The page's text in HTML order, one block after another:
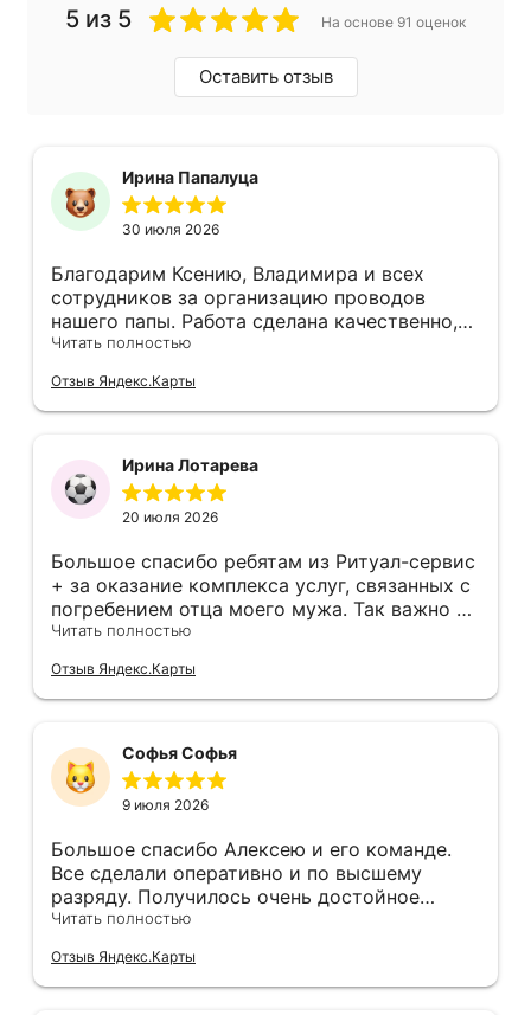
5 из 5 На основе 91 оценок
Оставить отзыв
Ирина Папалуца
30 июля 2026
Благодарим Ксению, Владимира и всех
сотрудников за организацию проводов
нашего папы. Работа сделана качественно,
очень корректно и уважительно. Большое
Читать полностью
Отзыв Яндекс.Карты
Ирина Лотарева
20 июля 2026
Большое спасибо ребятам из Ритуал-сервис
+ за оказание комплекса услуг, связанных с
погребением отца моего мужа. Так важно в
тяжёлой ситуации встретить таких
добросовестных людей. После общения с
ними мы почувствовала, что волноваться не
сделано в лучшем виде и за приемлемые
деньги. Все работы выполнили как обещали
и за изначально озвученную сумму.
высоте. Все прозрачно договор, акт
выполненных работ, безналичная оплата,
чек. Непосредственно с нами работал
Дмитрий. Был всегда на связи, оперативно
рекомендую Ритуал-сервис+.
Читать полностью
Отзыв Яндекс.Карты
Софья Софья
9 июля 2026
Большое спасибо Алексею и его команде.
Все сделали оперативно и по высшему
разряду. Получилось очень достойное
прощание с родным человеком.
Читать полностью
Отзыв Яндекс.Карты